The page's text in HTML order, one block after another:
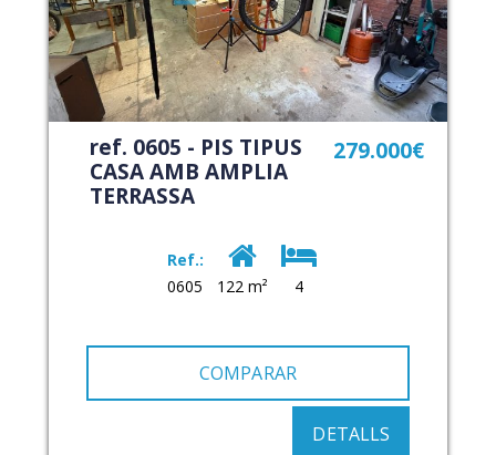
ref. 0605 - PIS TIPUS
CASA AMB AMPLIA
TERRASSA
279.000€
Ref.:
0605
122 m² 4
COMPARAR
DETALLS